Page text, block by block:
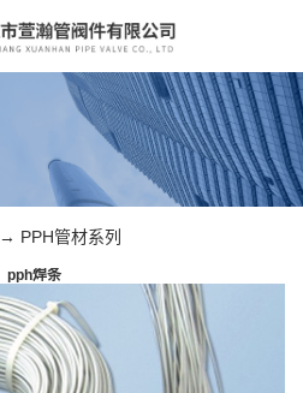
→ PPH管材系列
pph焊条